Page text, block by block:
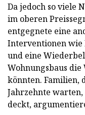
Da jedoch so viele
im oberen
entgegnete eine
Interventionen wie
und eine
Wohnungsbaus
könnten. Familien,
Jahrzehnte
deckt,